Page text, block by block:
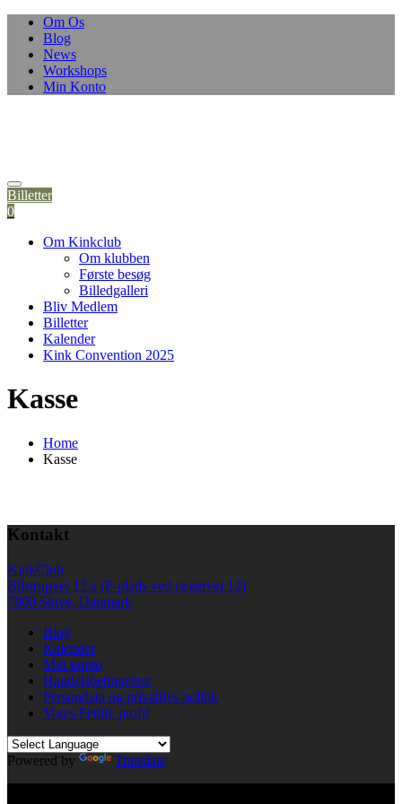
Om Os
Blog
News
Workshops
Min Konto
Billetter
0
Om Kinkclub
Om klubben
Første besøg
Billedgalleri
Bliv Medlem
Billetter
Kalender
Kink Convention 2025
Kasse
Home
Kasse
Kontakt
KinkClub
Bilstrupvej 13 a (P-plads ved jægervej 12)
7800 Skive, Danmark
Blog
Kalender
Min konto
Handelsbetingelser
Persondata og privatlivs politik
Vores Fetlife profil
Powered by
Translate